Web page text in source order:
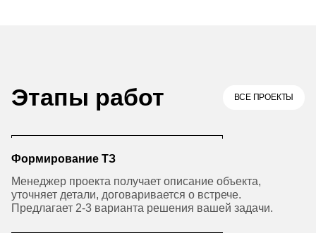
Этапы работ ВСЕ ПРОЕКТЫ
Формирование ТЗ
Менеджер проекта получает описание объекта,
уточняет детали, договаривается о встрече.
Предлагает 2-3 варианта решения вашей задачи.